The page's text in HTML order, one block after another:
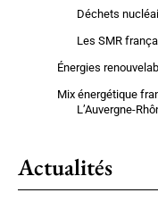
Déchets
Les SMR
Énergies
Mix énergétique
L’Auvergne-
Actualités